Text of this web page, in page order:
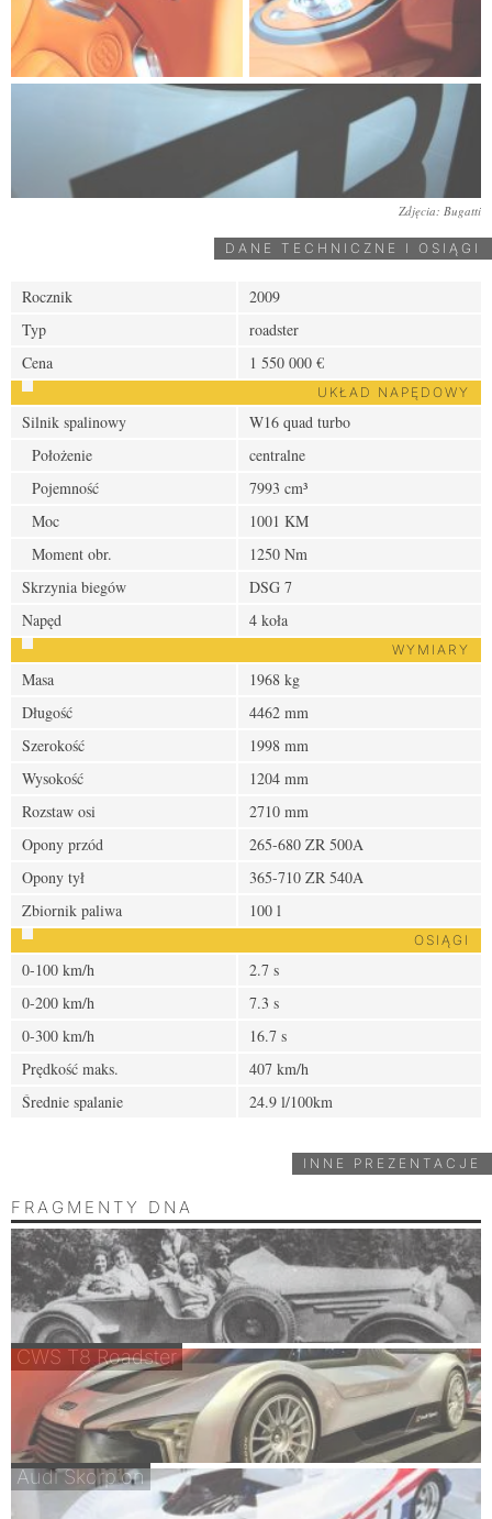
Zdjęcia: Bugatti
DANE TECHNICZNE I OSIĄGI
Rocznik
2009
Typ
roadster
Cena
1 550 000 €
UKŁAD NAPĘDOWY
Silnik spalinowy
W16 quad turbo
Położenie
centralne
Pojemność
7993 cm³
Moc
1001 KM
Moment obr.
1250 Nm
Skrzynia biegów
DSG 7
Napęd
4 koła
WYMIARY
Masa
1968 kg
Długość
4462 mm
Szerokość
1998 mm
Wysokość
1204 mm
Rozstaw osi
2710 mm
Opony przód
265-680 ZR 500A
Opony tył
365-710 ZR 540A
Zbiornik paliwa
100 l
OSIĄGI
0-100 km/h
2.7 s
0-200 km/h
7.3 s
0-300 km/h
16.7 s
Prędkość maks.
407 km/h
Średnie spalanie
24.9 l/100km
INNE PREZENTACJE
FRAGMENTY DNA
CWS T8 Roadster
Audi Skorpion